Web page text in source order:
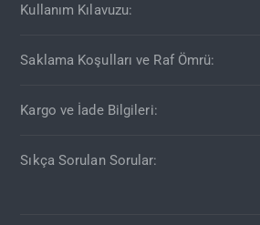
Kullanım Kılavuzu:
Saklama Koşulları ve Raf Ömrü:
Kargo ve İade Bilgileri:
Sıkça Sorulan Sorular: